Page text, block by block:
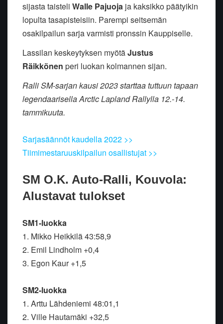
sijasta taisteli Walle Pajuoja ja kaksikko päätyikin
lopulta tasapisteisiin. Parempi seitsemän
osakilpailun sarja varmisti pronssin Kauppiselle.
Lassilan keskeytyksen myötäJustus
Räikkönen peri luokan kolmannen sijan.
Ralli SM-sarjan kausi 2023 starttaa tuttuun tapaan
legendaarisella Arctic Lapland Rallylla 12.-14.
tammikuuta.
Sarjasäännöt kaudella 2022 >>
Tiimimestaruuskilpailun osallistujat >>
SM O.K. Auto-Ralli, Kouvola:
Alustavat tulokset
SM1-luokka
1. Mikko Heikkilä 43:58,9
2. Emil Lindholm +0,4
3. Egon Kaur +1,5
SM2-luokka
1. Arttu Lähdeniemi 48:01,1
2. Ville Hautamäki +32,5